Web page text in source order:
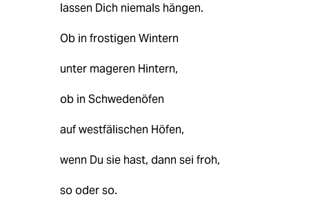
lassen Dich niemals hängen.
Ob in frostigen Wintern
unter mageren Hintern,
ob in Schwedenöfen
auf westfälischen Höfen,
wenn Du sie hast, dann sei froh,
so oder so.